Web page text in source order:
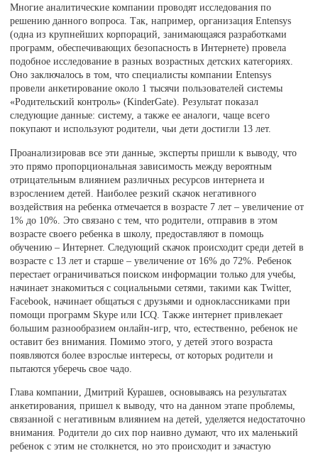
Многие аналитические компании проводят исследования по
решению данного вопроса. Так, например, организация Entensys
(одна из крупнейших корпораций, занимающаяся разработками
программ, обеспечивающих безопасность в Интернете) провела
подобное исследование в разных возрастных детских категориях.
Оно заключалось в том, что специалисты компании Entensys
провели анкетирование около 1 тысячи пользователей системы
«Родительский контроль» (KinderGate). Результат показал
следующие данные: систему, а также ее аналоги, чаще всего
покупают и используют родители, чьи дети достигли 13 лет.
Проанализировав все эти данные, эксперты пришли к выводу, что
это прямо пропорциональная зависимость между вероятным
отрицательным влиянием различных ресурсов интернета и
взрослением детей. Наиболее резкий скачок негативного
воздействия на ребенка отмечается в возрасте 7 лет – увеличение от
1% до 10%. Это связано с тем, что родители, отправив в этом
возрасте своего ребенка в школу, предоставляют в помощь
обучению – Интернет. Следующий скачок происходит среди детей в
возрасте с 13 лет и старше – увеличение от 16% до 72%. Ребенок
перестает ограничиваться поиском информации только для учебы,
начинает знакомиться с социальными сетями, такими как Twitter,
Facebook, начинает общаться с друзьями и одноклассниками при
помощи программ Skype или ICQ. Также интернет привлекает
большим разнообразием онлайн-игр, что, естественно, ребенок не
оставит без внимания. Помимо этого, у детей этого возраста
появляются более взрослые интересы, от которых родители и
пытаются уберечь свое чадо.
Глава компании, Дмитрий Курашев, основываясь на результатах
анкетирования, пришел к выводу, что на данном этапе проблемы,
связанной с негативным влиянием на детей, уделяется недостаточно
внимания. Родители до сих пор наивно думают, что их маленький
ребенок с этим не столкнется, но это происходит и зачастую